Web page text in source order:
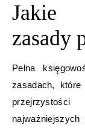
Jakie
zasady
Pełna
zasadach,